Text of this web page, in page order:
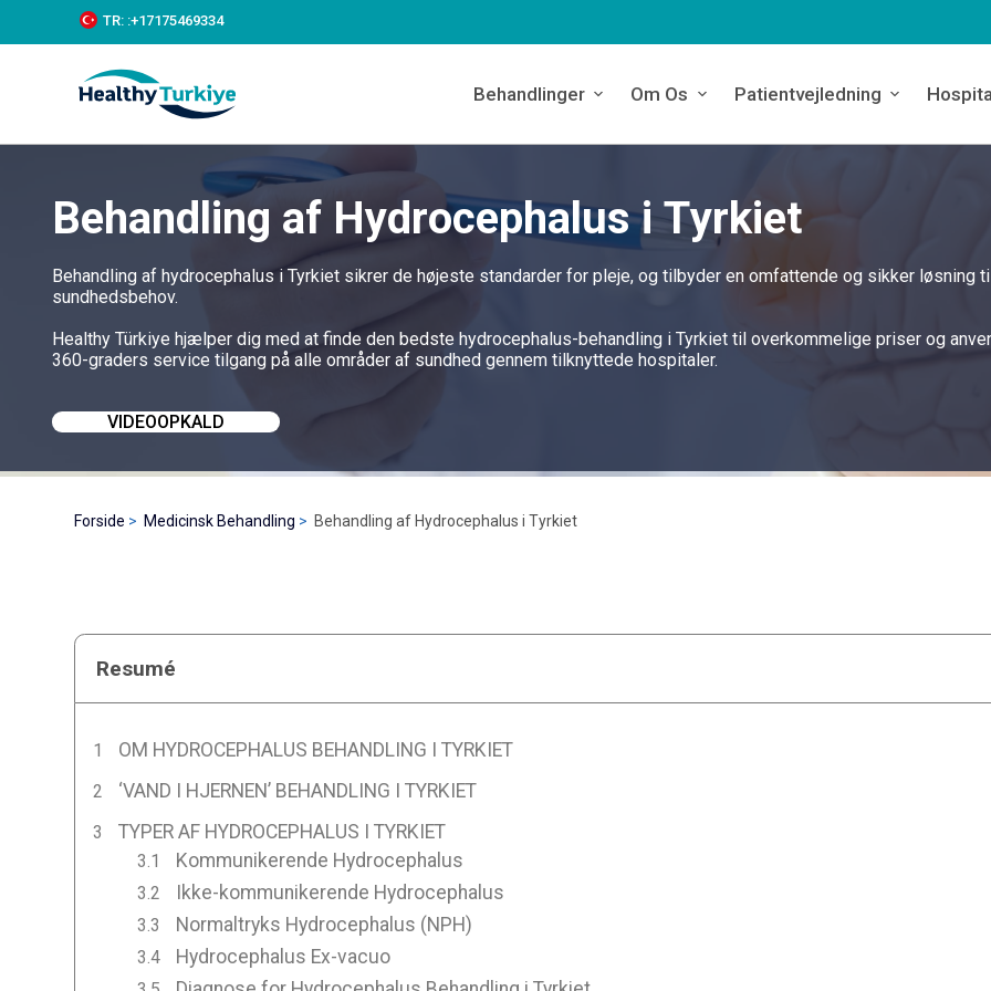
k
c
TR: :+‪17175469334‬
Behandlinger Om Os Patientvejledning
Behandling af Hydrocephalus i Tyrkiet
Behandling af hydrocephalus i Tyrkiet sikrer de højeste standarder for pleje, og tilbyder en omfattende og sikker løsning
sundhedsbehov.
Healthy Türkiye hjælper dig med at finde den bedste hydrocephalus-behandling i Tyrkiet til overkommelige priser og
360-graders service tilgang på alle områder af sundhed gennem tilknyttede hospitaler.
VIDEOOPKALD
Forside Medicinsk Behandling Behandling af Hydrocephalus i Tyrkiet
Resumé
OM HYDROCEPHALUS BEHANDLING I TYRKIET
‘VAND I HJERNEN’ BEHANDLING I TYRKIET
TYPER AF HYDROCEPHALUS I TYRKIET
Kommunikerende Hydrocephalus
Ikke-kommunikerende Hydrocephalus
Normaltryks Hydrocephalus (NPH)
Hydrocephalus Ex-vacuo